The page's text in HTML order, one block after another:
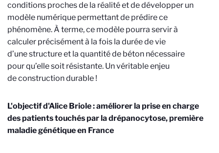
conditions proches de la réalité et de développer un
modèle numérique permettant de prédire ce
phénomène. À terme, ce modèle pourra servir à
calculer précisément à la fois la durée de vie
d’une structure et la quantité de béton nécessaire
pour qu’elle soit résistante. Un véritable enjeu
de construction durable !
L'objectif d'Alice Briole : améliorer la prise en charge
des patients touchés par la drépanocytose, première
maladie génétique en France